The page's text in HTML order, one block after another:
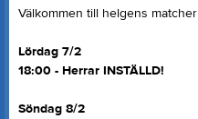
Välkommen till helgens
Lördag 7/2
18:00 - Herrar INSTÄLLD!
Söndag 8/2